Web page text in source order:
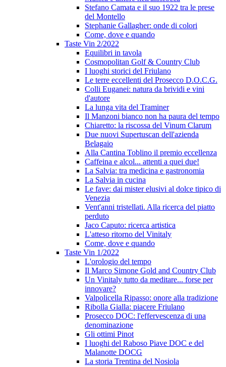
Stefano Camata e il suo 1922 tra le prese
del Montello
Stephanie Gallagher: onde di colori
Come, dove e quando
Taste Vin 2/2022
Equilibri in tavola
Cosmopolitan Golf & Country Club
I luoghi storici del Friulano
Le terre eccellenti del Prosecco D.O.C.G.
Colli Euganei: natura da brividi e vini
d'autore
La lunga vita del Traminer
Il Manzoni bianco non ha paura del tempo
Chiaretto: la riscossa del Vinum Clarum
Due nuovi Supertuscan dell'azienda
Belagaio
Alla Cantina Toblino il premio eccellenza
Caffeina e alcol... attenti a quei due!
La Salvia: tra medicina e gastronomia
La Salvia in cucina
Le fave: dai mister elusivi al dolce tipico di
Venezia
Vent'anni tristellati. Alla ricerca del piatto
perduto
Jaco Caputo: ricerca artistica
L'atteso ritorno del Vinitaly
Come, dove e quando
Taste Vin 1/2022
L'orologio del tempo
Il Marco Simone Gold and Country Club
Un Vinitaly tutto da meditare... forse per
innovare?
Valpolicella Ripasso: onore alla tradizione
Ribolla Gialla: piacere Friulano
Prosecco DOC: l'effervescenza di una
denominazione
Gli ottimi Pinot
I luoghi del Raboso Piave DOC e del
Malanotte DOCG
La storia Trentina del Nosiola